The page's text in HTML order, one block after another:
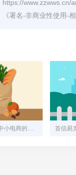
https://www.zzwws.cn/
《署名-非商业性使用-
免签支付插件：中小电商的隐形翅膀